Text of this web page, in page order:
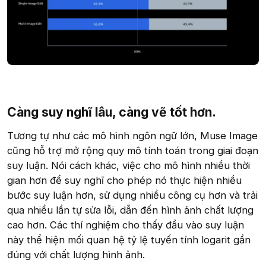
Càng suy nghĩ lâu, càng vẽ tốt hơn.​
Tương tự như các mô hình ngôn ngữ lớn, Muse Image
cũng hỗ trợ mở rộng quy mô tính toán trong giai đoạn
suy luận. Nói cách khác, việc cho mô hình nhiều thời
gian hơn để suy nghĩ cho phép nó thực hiện nhiều
bước suy luận hơn, sử dụng nhiều công cụ hơn và trải
qua nhiều lần tự sửa lỗi, dẫn đến hình ảnh chất lượng
cao hơn. Các thí nghiệm cho thấy đầu vào suy luận
này thể hiện mối quan hệ tỷ lệ tuyến tính logarit gần
đúng với chất lượng hình ảnh.